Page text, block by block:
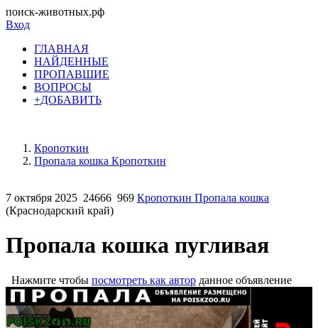
поиск-животных.рф
Вход
ГЛАВНАЯ
НАЙДЕННЫЕ
ПРОПАВШИЕ
ВОПРОСЫ
+ДОБАВИТЬ
Кропоткин
Пропала кошка Кропоткин
7 октября 2025 24666 969 Кропоткин Пропала кошка
(Краснодарский край)
Пропала кошка пугливая
Нажмите чтобы посмотреть как автор данное объявление